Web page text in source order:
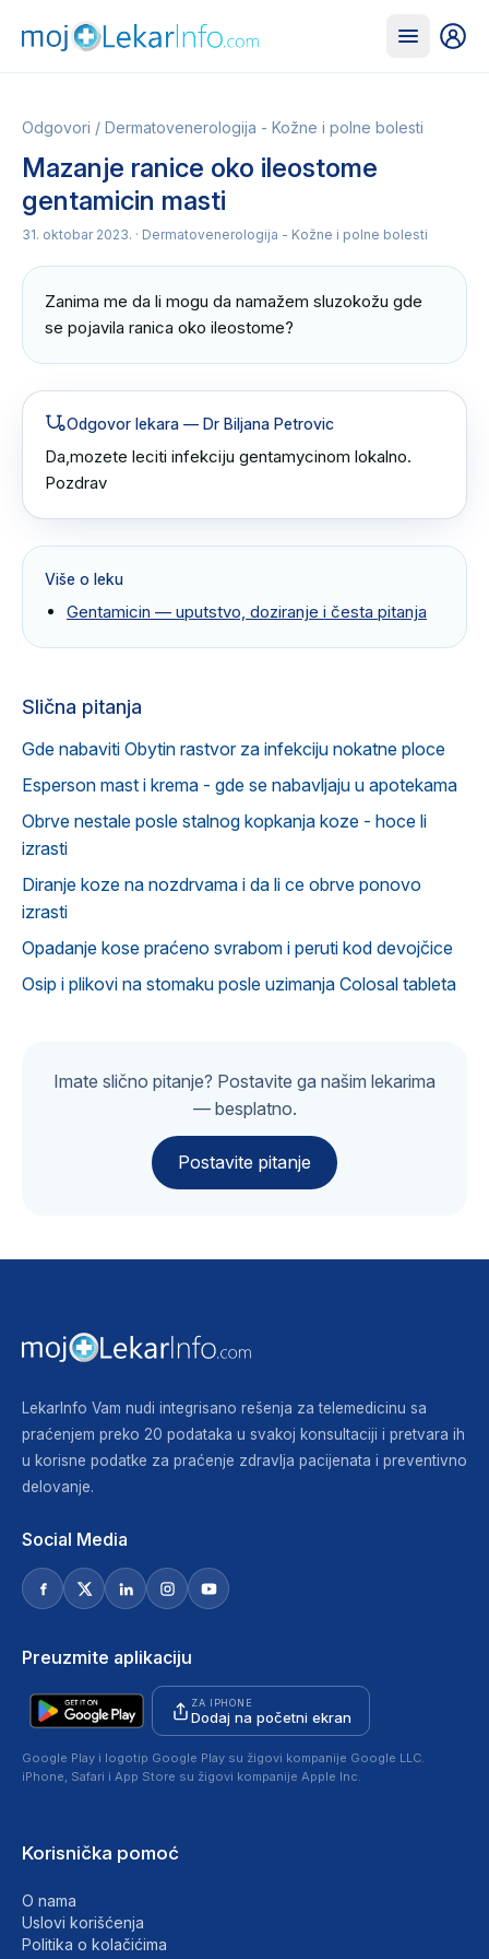
Odgovori / Dermatovenerologija - Kožne i polne bolesti
Mazanje ranice oko ileostome
gentamicin masti
31. oktobar 2023. · Dermatovenerologija - Kožne i polne bolesti
Zanima me da li mogu da namažem sluzokožu gde
se pojavila ranica oko ileostome?
Odgovor lekara — Dr Biljana Petrovic
Da,mozete leciti infekciju gentamycinom lokalno.
Pozdrav
Više o leku
Gentamicin — uputstvo, doziranje i česta pitanja
Slična pitanja
Gde nabaviti Obytin rastvor za infekciju nokatne ploce
Esperson mast i krema - gde se nabavljaju u apotekama
Obrve nestale posle stalnog kopkanja koze - hoce li
izrasti
Diranje koze na nozdrvama i da li ce obrve ponovo
izrasti
Opadanje kose praćeno svrabom i peruti kod devojčice
Osip i plikovi na stomaku posle uzimanja Colosal tableta
Imate slično pitanje? Postavite ga našim lekarima
— besplatno.
Postavite pitanje
LekarInfo Vam nudi integrisano rešenja za telemedicinu sa
praćenjem preko 20 podataka u svakoj konsultaciji i pretvara ih
u korisne podatke za praćenje zdravlja pacijenata i preventivno
delovanje.
Social Media
Preuzmite aplikaciju
ZA IPHONE
Dodaj na početni ekran
Google Play i logotip Google Play su žigovi kompanije Google LLC.
iPhone, Safari i App Store su žigovi kompanije Apple Inc.
Korisnička pomoć
O nama
Uslovi korišćenja
Politika o kolačićima